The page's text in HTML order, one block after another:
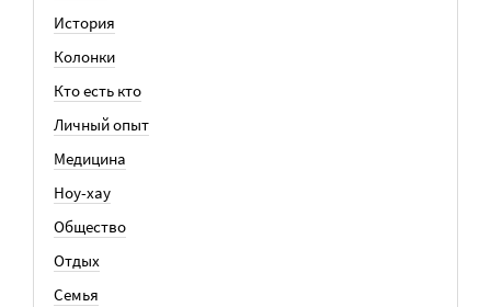
История
Колонки
Кто есть кто
Личный опыт
Медицина
Ноу-хау
Общество
Отдых
Семья